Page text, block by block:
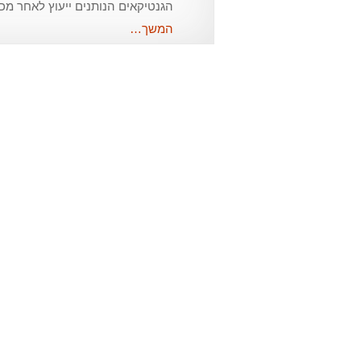
הגנטיקאים הנותנים ייעוץ לאחר
המשך…